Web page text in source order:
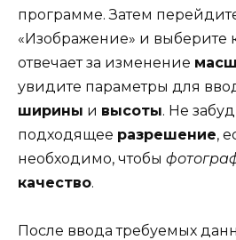
программе. Затем
«Изображение» и выберите
отвечает за изменение
увидите параметры для
ширины и высоты. Не
подходящее разрешение,
необходимо, чтобы
качество.
После ввода требуемых